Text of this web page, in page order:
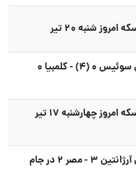
شنبه ۲۰ تیر
ببینید؛ خلاصه بازی سوئیس ۰ (۴) - کلمبیا ۰
قیمت دلار، طلا و سکه امروز چهارشنبه ۱۷ تیر
ببینید؛ خلاصه بازی آرژانتین ۳ - مصر ۲ در جام